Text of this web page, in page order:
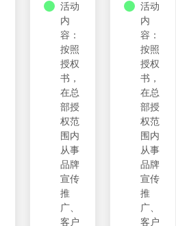
活动
内
容：
按照
授权
书，
在总
部授
权范
围内
从事
品牌
宣传
推
广、
客户
活动
内
容：
按照
授权
书，
在总
部授
权范
围内
从事
品牌
宣传
推
广、
客户